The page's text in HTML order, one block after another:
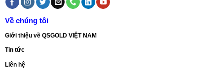
Về chúng tôi
Giới thiệu về QSGOLD VIỆT NAM
Tin tức
Liên hệ